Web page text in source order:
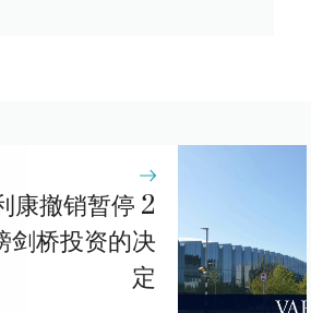
康撤销暂停 2
剑桥投资的决
定